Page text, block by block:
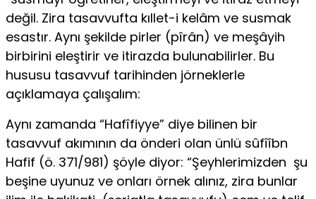
değil. Zira tasavvufta kıllet-i kelâm ve susmak
esastır. Aynı şekilde pirler (pîrân) ve meşâyih
birbirini eleştirir ve itirazda bulunabilirler. Bu
hususu tasavvuf tarihinden jörneklerle
açıklamaya çalışalım:
Aynı zamanda “Hafîfiyye” diye bilinen bir
tasavvuf akımının da önderi olan ünlü sûfîîbn
Hafif (ö. 371/981) şöyle diyor: “Şeyhlerimizden şu
beşine uyunuz ve onları örnek alınız, zira bunlar